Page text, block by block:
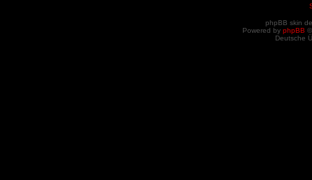
phpBB skin
Powered by phpBB
Deutsche